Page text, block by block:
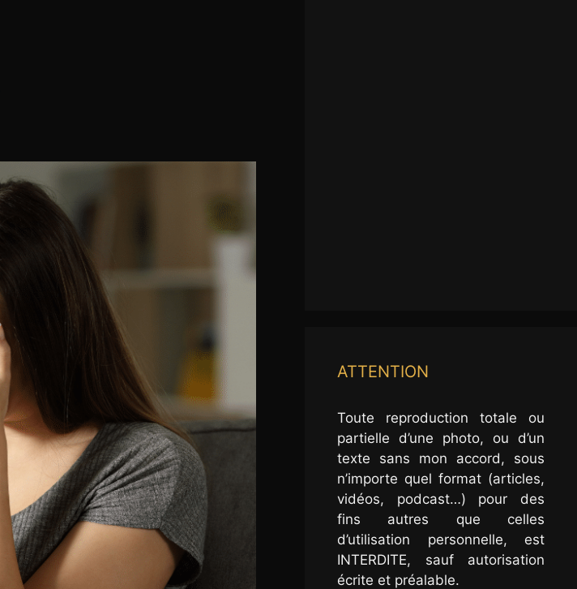
ATTENTION
Toute reproduction totale ou
partielle d’une photo, ou d’un
texte sans mon accord, sous
n’importe quel format (articles,
vidéos, podcast…) pour des
fins autres que celles
d’utilisation personnelle, est
INTERDITE, sauf autorisation
écrite et préalable.